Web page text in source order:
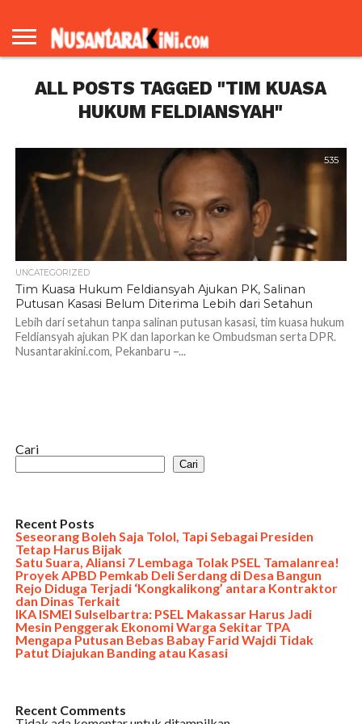
BERANDA
KAMI
ALL POSTS TAGGED "TIM KUASA
HUKUM FELDIANSYAH"
535
UNCATEGORIZED
Tim Kuasa Hukum Feldiansyah Ajukan PK, Salinan
Putusan Kasasi Belum Diterima Lebih dari Setahun
Lebih dari setahun tanpa salinan putusan kasasi, tim kuasa hukum
Feldiansyah ajukan PK dan laporkan ke Ombudsman serta DPR.
Nusantarakini.com, Pekanbaru –...
Cari
Cari
Recent Posts
Seseorang Boleh Saja Tolol, Tapi Sebagai Presiden
Tetap Harus Bijak
Satu Suara, Aliansi 7 Lembaga Tolak PSEL Tamalanrea!
Proyek APBD Pemkab Deli Serdang di Desa Bangun
Rejo Diduga Terjadi ‘Kongkalikong’ antara Kontraktor
dan Dinas Terkait
IKA ISMEI Sulselbartra: PSEL Makassar Harus Jadi
Mesin Penggerak Ekonomi Warga Sekitar TPA
Mengapa Putusan Bebas Babay Farid Wajdi Tidak
Patut Diajukan Banding atau Kasasi
Recent Comments